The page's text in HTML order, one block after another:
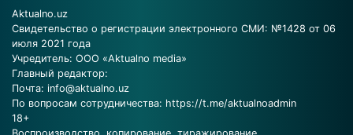
Aktualno.uz
Свидетельство о регистрации электронного СМИ: №1428 от 06
июля 2021 года
Учредитель: ООО «Aktualno media»
Главный редактор:
Почта: info@aktualno.uz
По вопросам сотрудничества: https://t.me/aktualnoadmin
18+